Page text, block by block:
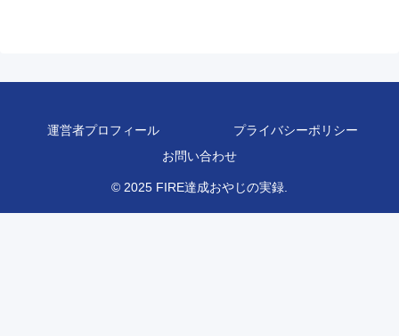
運営者プロフィール
プライバシーポリシー
お問い合わせ
© 2025 FIRE達成おやじの実録.